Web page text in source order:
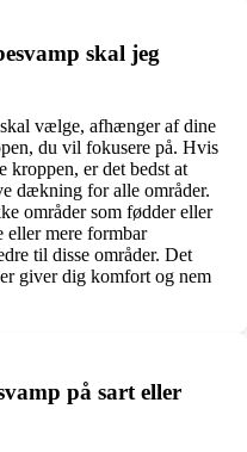
skal jeg
vælge, afhænger af dine
du vil fokusere på. Hvis
kroppen, er det bedst at
dækning for alle områder.
områder som fødder eller
eller mere formbar
til disse områder. Det
giver dig komfort og nem
på sart eller